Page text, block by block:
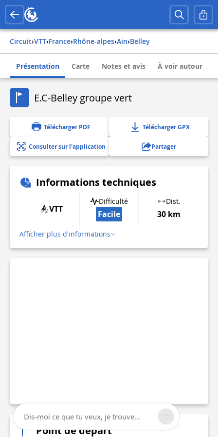
Circuit› VTT› france› rhône-alpes› ain› belley
Présentation Carte Notes et avis À voir autour
E.C-Belley groupe vert
Télécharger PDF Télécharger GPX
Consulter sur l'application Partager
Informations techniques
VTT
Difficulté
Facile
Dist.
30 km
Afficher plus d'informations
Point de départ
Dis-moi ce que tu veux, je trouve...